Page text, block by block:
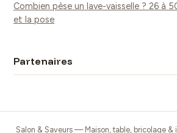
Combien pèse un lave-vaisselle ? 26 à
et la pose
Partenaires
Salon & Saveurs — Maison, table, bricolage &